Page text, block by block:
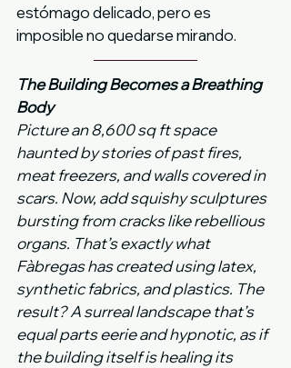
estómago delicado, pero es
imposible no quedarse mirando.
The Building Becomes a Breathing
Body
Picture an 8,600 sq ft space
haunted by stories of past fires,
meat freezers, and walls covered in
scars. Now, add squishy sculptures
bursting from cracks like rebellious
organs. That’s exactly what
Fàbregas has created using latex,
synthetic fabrics, and plastics. The
result? A surreal landscape that’s
equal parts eerie and hypnotic, as if
the building itself is healing its